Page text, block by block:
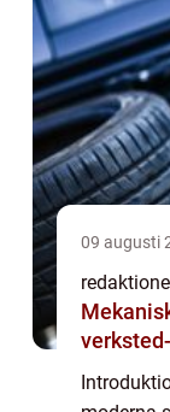
09 augusti